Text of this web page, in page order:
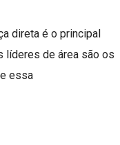
direta é o principal
líderes de área são os
essa